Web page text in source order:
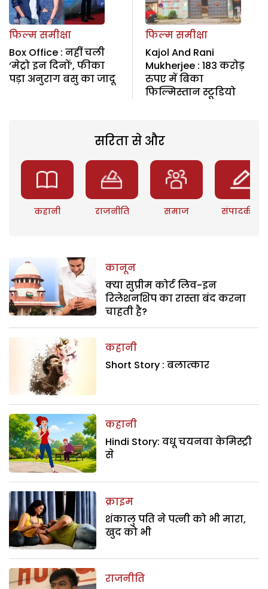
फिल्म समीक्षा
Box Office : नहीं चली
‘मेट्रो इन दिनों’, फीका
पड़ा अनुराग बसु का जादू
फिल्म समीक्षा
Kajol And Rani
Mukherjee : 183 करोड़
रुपए में बिका
फिल्मिस्तान स्टूडियो
सरिता से और
कहानी राजनीति समाज संपादकीय
कानून
क्या सुप्रीम कोर्ट लिव-इन
रिलेशनशिप का रास्ता बंद करना
चाहती है?
कहानी
Short Story : बलात्कार
कहानी
Hindi Story: वधू चयनवा केमिस्ट्री
से
क्राइम
शंकालु पति ने पत्नी को भी मारा,
खुद को भी
राजनीति